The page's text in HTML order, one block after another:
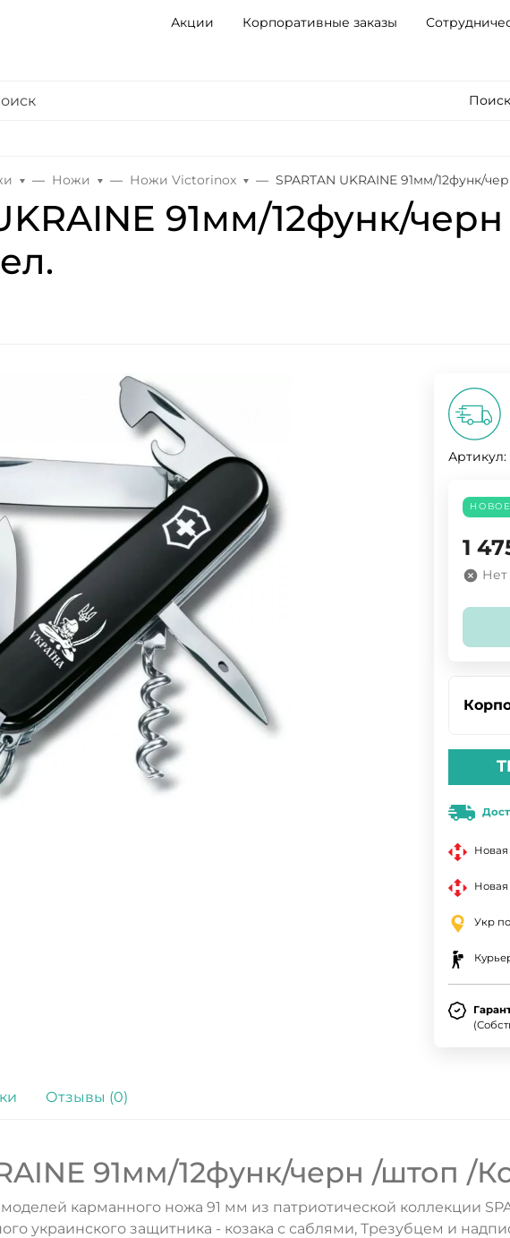
Акции Корпоративные заказы
Ножи Ножи Victorinox SPARTAN UKRAINE 91мм/12функ/
91мм/12функ/
Артикул:
1
Новая
Новая
Укр
Отзывы (0)
91мм/12функ/черн /штоп /
карманного ножа 91 мм из патриотической коллекции
украинского защитника - козака с саблями, Трезубцем и